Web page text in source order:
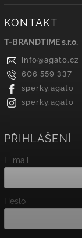
KONTAKT
T-BRANDTIME s.r.o.
info@agato.cz
606 559 337
sperky.agato
sperky.agato
PŘIHLÁŠENÍ
E-mail
Heslo